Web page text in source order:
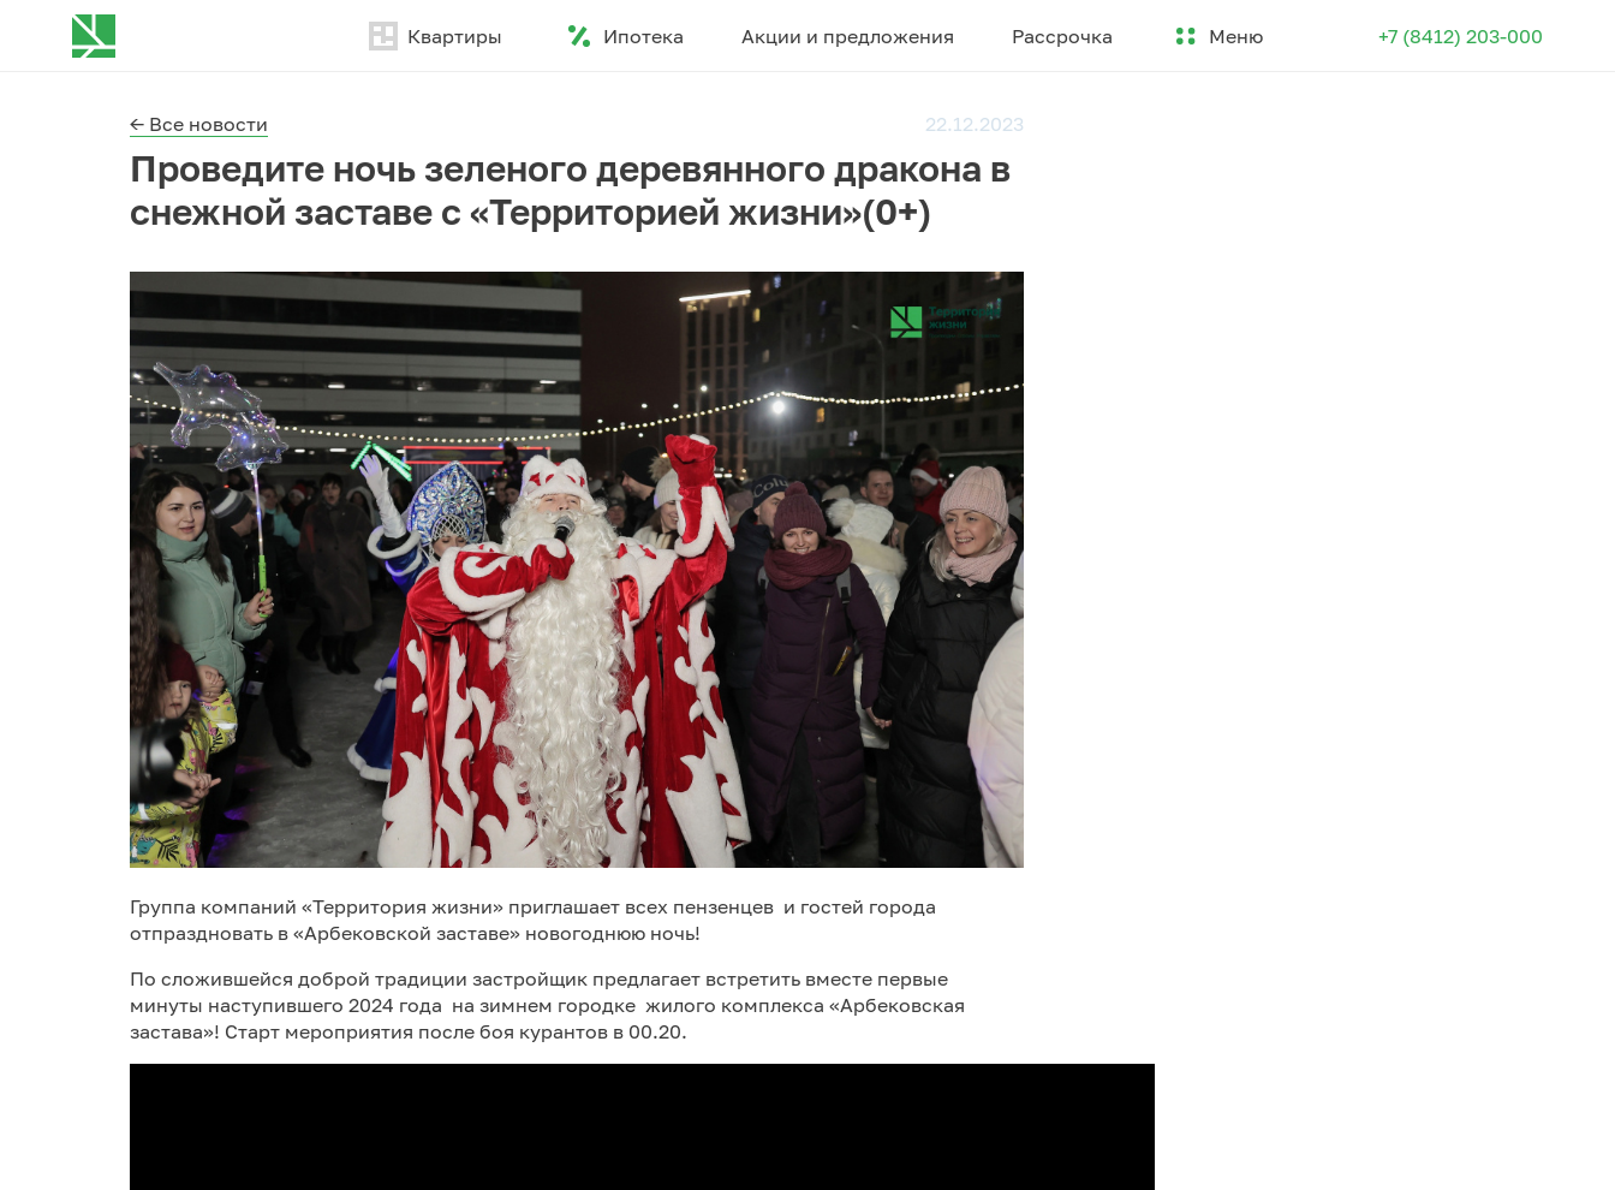
Квартиры Ипотека Акции и предложения Рассрочка Меню +7 (8412) 203-000
← Все новости 22.12.2023
Проведите ночь зеленого деревянного дракона в
снежной заставе с «Территорией жизни»(0+)
Группа компаний «Территория жизни» приглашает всех пензенцев и гостей города
отпраздновать в «Арбековской заставе» новогоднюю ночь!
По сложившейся доброй традиции застройщик предлагает встретить вместе первые
минуты наступившего 2024 года на зимнем городке жилого комплекса «Арбековская
застава»! Старт мероприятия после боя курантов в 00.20.